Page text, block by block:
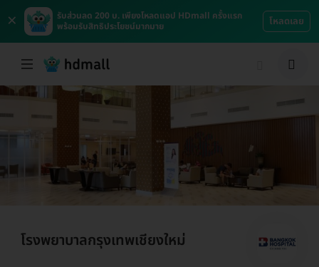
×
รับส่วนลด 200 บ. เพียงโหลดแอป HDmall ครั้งแรก
พร้อมรับสิทธิประโยชน์มากมาย
โหลดเลย
โรงพยาบาลกรุงเทพเชียงใหม่